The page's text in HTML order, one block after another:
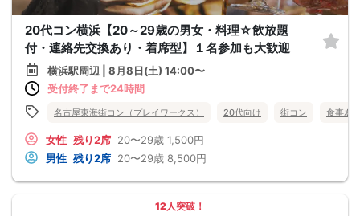
20代コン横浜【20～29歳の男女・料理☆飲放題
付・連絡先交換あり・着席型】１名参加も大歓迎
横浜駅周辺 | 8月8日(土) 14:00〜
受付終了まで24時間
名古屋東海街コン（プレイワークス） 20代向け 街コン 食事あ
女性 残り2席 20〜29歳 1,500円
男性 残り2席 20〜29歳 8,500円
12人突破！